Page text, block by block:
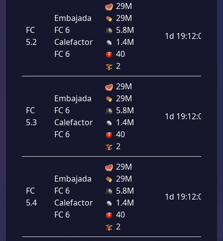
FC
5.2
Embajada
FC 6
Calefactor
FC 6
29M
29M
5.8M
1.4M
40
2
1d 19:12:00
FC
5.3
Embajada
FC 6
Calefactor
FC 6
29M
29M
5.8M
1.4M
40
2
1d 19:12:00
FC
5.4
Embajada
FC 6
Calefactor
FC 6
29M
29M
5.8M
1.4M
40
2
1d 19:12:00